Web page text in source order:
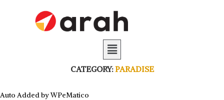
CATEGORY:PARADISE
Auto Added by WPeMatico